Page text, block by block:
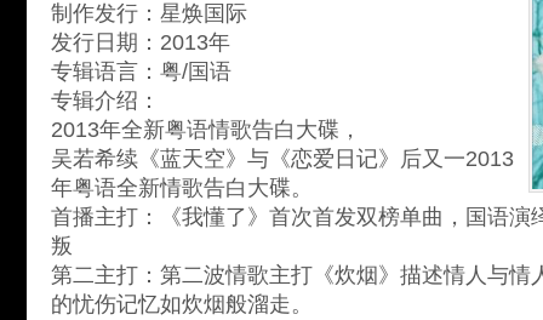
制作发行：星焕国际
发行日期：2013年
专辑语言：粤/国语
专辑介绍：
2013年全新粤语情歌告白大碟，
吴若希续《蓝天空》与《恋爱日记》后又一2013
年粤语全新情歌告白大碟。
首播主打：《我懂了》首次首发双榜单曲，国语演
叛
第二主打：第二波情歌主打《炊烟》描述情人与情
的忧伤记忆如炊烟般溜走。